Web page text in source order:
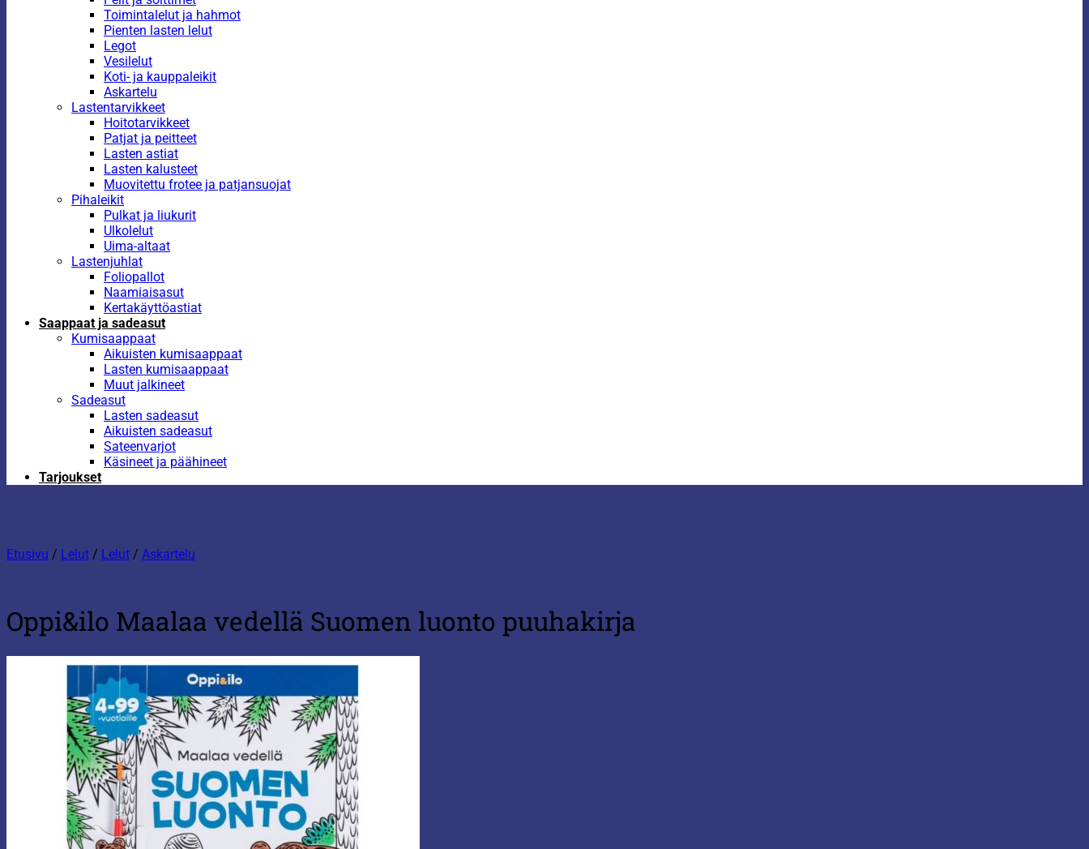
Toimintalelut ja hahmot
Pienten lasten lelut
Legot
Vesilelut
Koti- ja kauppaleikit
Askartelu
Lastentarvikkeet
Hoitotarvikkeet
Patjat ja peitteet
Lasten astiat
Lasten kalusteet
Muovitettu frotee ja patjansuojat
Pihaleikit
Pulkat ja liukurit
Ulkolelut
Uima-altaat
Lastenjuhlat
Foliopallot
Naamiaisasut
Kertakäyttöastiat
Saappaat ja sadeasut
Kumisaappaat
Aikuisten kumisaappaat
Lasten kumisaappaat
Muut jalkineet
Sadeasut
Lasten sadeasut
Aikuisten sadeasut
Sateenvarjot
Käsineet ja päähineet
Tarjoukset
Etusivu / Lelut / Lelut / Askartelu
Oppi&ilo Maalaa vedellä Suomen luonto puuhakirja